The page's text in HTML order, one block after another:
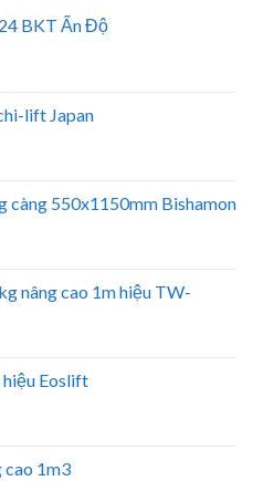
BKT Ấn Độ
lift Japan
càng 550x1150mm Bishamon
nâng cao 1m hiệu TW-
hiệu Eoslift
cao 1m3